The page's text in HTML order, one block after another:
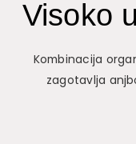
Visoko
Kombinacija
zagotavlja